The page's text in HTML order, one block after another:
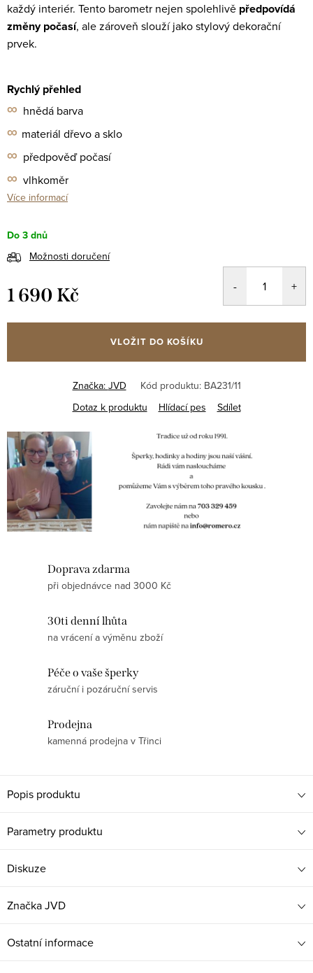
každý interiér. Tento barometr nejen spolehlivě předpovídá
změny počasí, ale zároveň slouží jako stylový dekorační
prvek.
Rychlý přehled
∞ hnědá barva
∞ materiál dřevo a sklo
∞ předpověď počasí
∞ vlhkoměr
Více informací
Do 3 dnů
Možnosti doručení
1 690 Kč
cena:
VLOŽIT DO KOŠÍKU
Značka: JVD Kód produktu: BA231/11
Dotaz k produktu
Hlídací pes Sdílet
Doprava zdarma
při objednávce nad 3000 Kč
30ti denní lhůta
na vrácení a výměnu zboží
Péče o vaše šperky
záruční i pozáruční servis
Prodejna
kamenná prodejna v Třinci
Popis produktu
Parametry produktu
Diskuze
ZnačkaJVD
Ostatní informace